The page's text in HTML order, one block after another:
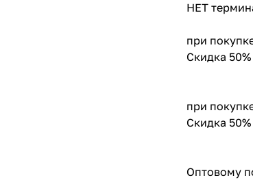
НЕТ
при
Скидка
при
Скидка
Оптовому